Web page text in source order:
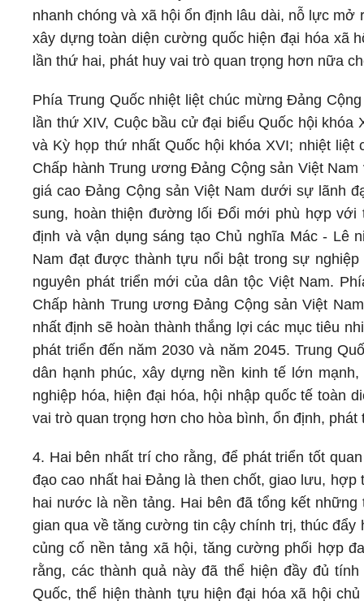
nhanh chóng và xã hội ổn định lâu dài, nỗ lực
xây dựng toàn diện cường quốc hiện đại hóa xã
lần thứ hai, phát huy vai trò quan trọng hơn nữa
Phía Trung Quốc nhiệt liệt chúc mừng Đảng
lần thứ XIV, Cuộc bầu cử đại biểu Quốc hội khóa
và Kỳ họp thứ nhất Quốc hội khóa XVI; nhiệt
Chấp hành Trung ương Đảng Cộng sản Việt
giá cao Đảng Cộng sản Việt Nam dưới sự lãnh
sung, hoàn thiện đường lối Đổi mới phù hợp
định và vận dụng sáng tạo Chủ nghĩa Mác - Lê
Nam đạt được thành tựu nổi bật trong sự
nguyên phát triển mới của dân tộc Việt Nam.
Chấp hành Trung ương Đảng Cộng sản Việt
nhất định sẽ hoàn thành thắng lợi các mục tiêu
phát triển đến năm 2030 và năm 2045. Trung
dân hạnh phúc, xây dựng nền kinh tế lớn
nghiệp hóa, hiện đại hóa, hội nhập quốc tế toàn
vai trò quan trọng hơn cho hòa bình, ổn định,
4. Hai bên nhất trí cho rằng, để phát triển tốt
đạo cao nhất hai Đảng là then chốt, giao lưu,
hai nước là nền tảng. Hai bên đã tổng kết
gian qua về tăng cường tin cậy chính trị, thúc
củng cố nền tảng xã hội, tăng cường phối hợp
rằng, các thành quả này đã thể hiện đầy đủ
Quốc, thể hiện thành tựu hiện đại hóa xã hội